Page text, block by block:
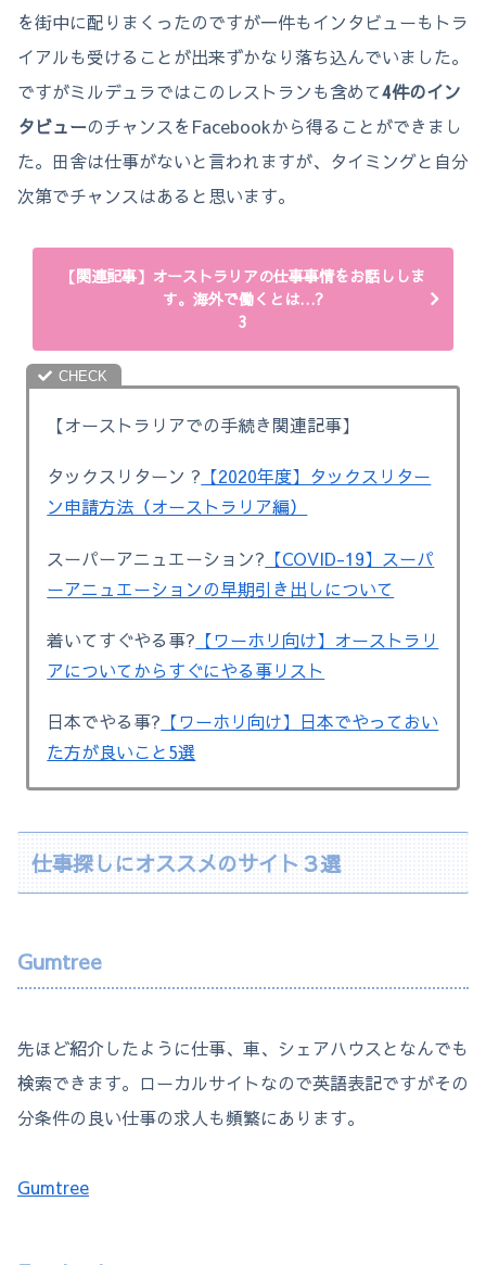
を街中に配りまくったのですが一件もインタビューもトラ
イアルも受けることが出来ずかなり落ち込んでいました。
ですがミルデュラではこのレストランも含めて4件のイン
タビューのチャンスをFacebookから得ることができまし
た。田舎は仕事がないと言われますが、タイミングと自分
次第でチャンスはあると思います。
【関連記事】オーストラリアの仕事事情をお話ししま
す。海外で働くとは…?
3
【オーストラリアでの手続き関連記事】
タックスリターン ? 【2020年度】タックスリター
ン申請方法（オーストラリア編）
スーパーアニュエーション? 【COVID-19】スーパ
ーアニュエーションの早期引き出しについて
着いてすぐやる事? 【ワーホリ向け】オーストラリ
アについてからすぐにやる事リスト
日本でやる事? 【ワーホリ向け】日本でやっておい
た方が良いこと5選
仕事探しにオススメのサイト３選
Gumtree
先ほど紹介したように仕事、車、シェアハウスとなんでも
検索できます。ローカルサイトなので英語表記ですがその
分条件の良い仕事の求人も頻繁にあります。
Gumtree